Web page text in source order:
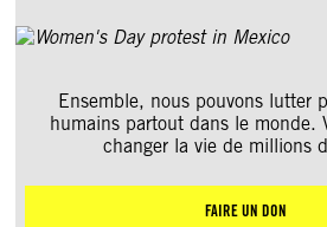
Ensemble, nous pouvons lutter
humains partout dans le monde.
changer la vie de millions
FAIRE UN DON